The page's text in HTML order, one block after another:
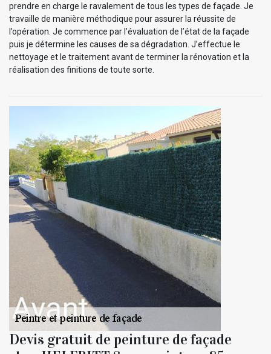
prendre en charge le ravalement de tous les types de façade. Je
travaille de manière méthodique pour assurer la réussite de
l’opération. Je commence par l’évaluation de l’état de la façade
puis je détermine les causes de sa dégradation. J’effectue le
nettoyage et le traitement avant de terminer la rénovation et la
réalisation des finitions de toute sorte.
Devis gratuit de peinture de façade